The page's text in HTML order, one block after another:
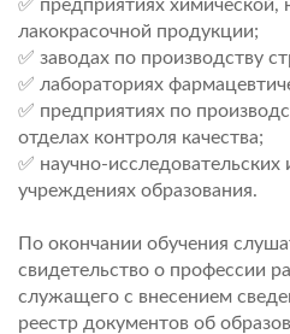
✅ предприятиях химической,
лакокрасочной продукции;
✅ заводах по производству
✅ лабораториях
✅ предприятиях по
отделах контроля качества;
✅ научно-исследовательских
учреждениях образования.
По окончании обучения
свидетельство о профессии
служащего с внесением
реестр документов об